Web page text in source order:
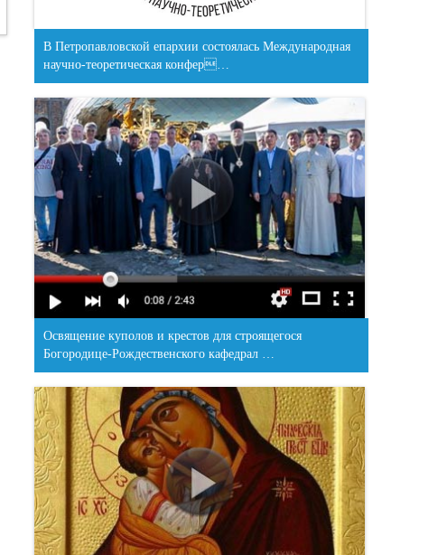
В Петропавловской епархии состоялась Международная
научно-теоретическая конфер…
Освящение куполов и крестов для строящегося
Богородице-Рождественского кафедрал …